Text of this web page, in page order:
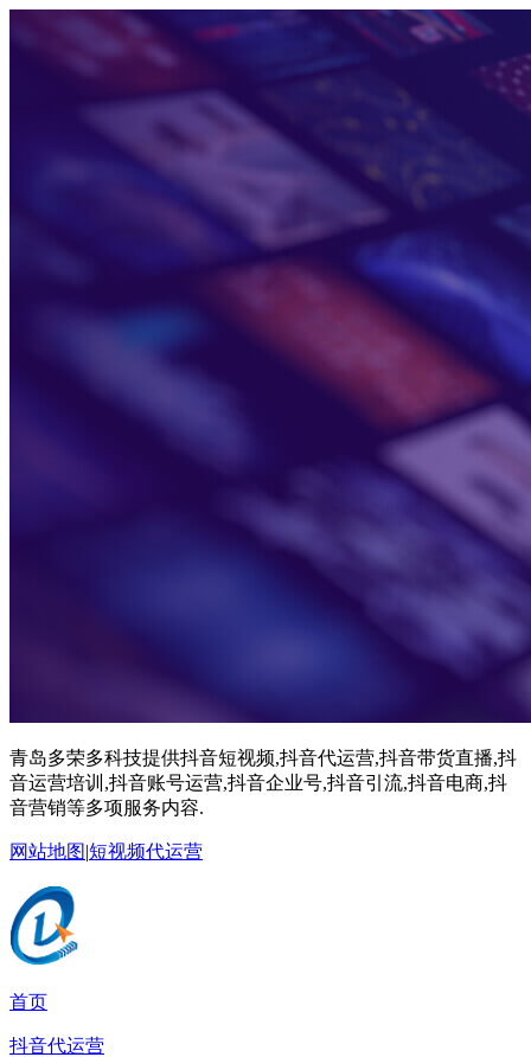
青岛多荣多科技提供抖音短视频,抖音代运营,抖音带货直播,抖
音运营培训,抖音账号运营,抖音企业号,抖音引流,抖音电商,抖
音营销等多项服务内容.
网站地图|短视频代运营
首页
抖音代运营